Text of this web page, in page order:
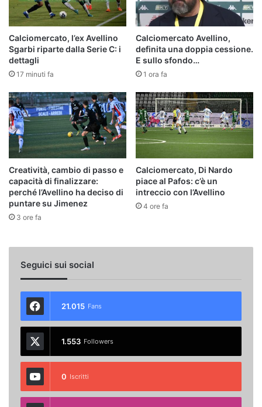
Calciomercato, l’ex Avellino
Sgarbi riparte dalla Serie C: i
dettagli
17 minuti fa
Calciomercato Avellino,
definita una doppia cessione.
E sullo sfondo…
1 ora fa
Creatività, cambio di passo e
capacità di finalizzare:
perché l’Avellino ha deciso di
puntare su Jimenez
3 ore fa
Calciomercato, Di Nardo
piace al Pafos: c’è un
intreccio con l’Avellino
4 ore fa
Seguici sui social
21.015 Fans
1.553 Followers
0 Iscritti